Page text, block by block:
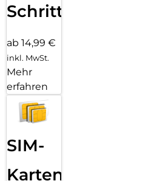
Schritten
ab 14,99 €
inkl. MwSt.
Mehr
erfahren
SIM-
Karten